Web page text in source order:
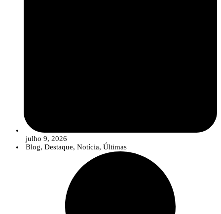
julho 9, 2026
Blog, Destaque, Notícia, Últimas